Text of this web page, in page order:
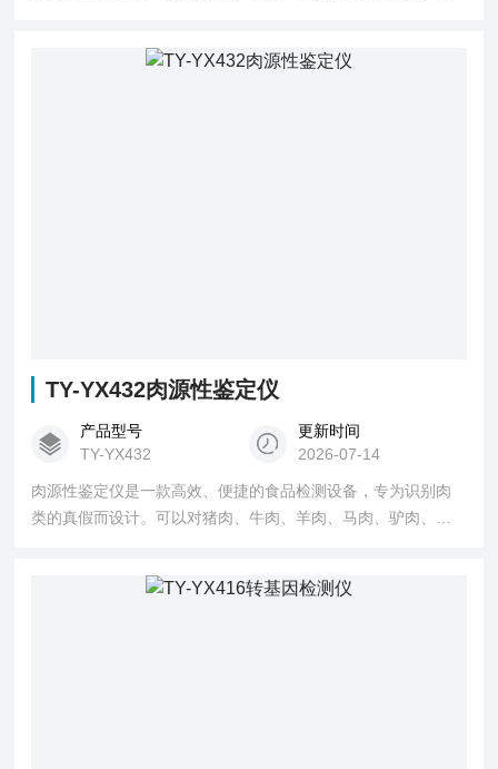
靠。其高灵敏度和低误差率确保了检测结果的准确性，为各检
TY-YX432肉源性鉴定仪
产品型号
TY-YX432
更新时间
2026-07-14
肉源性鉴定仪是一款高效、便捷的食品检测设备，专为识别肉
类的真假而设计。可以对猪肉、牛肉、羊肉、马肉、驴肉、鸭
靠。其高灵敏度和低误差率确保了检测结果的准确性，为各检